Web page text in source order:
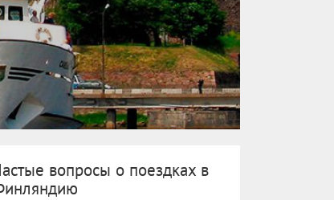
вопросы о поездках в